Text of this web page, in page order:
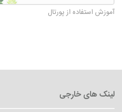
آموزش استفاده از پورتال